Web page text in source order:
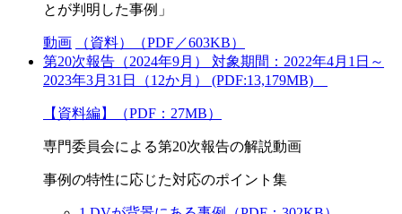
とが判明した事例」
動画
（資料）（PDF／603KB）
第20次報告（2024年9月） 対象期間：2022年4月1日～
2023年3月31日（12か月） (PDF:13,179MB)
【資料編】（PDF：27MB）
専門委員会による第20次報告の解説動画
事例の特性に応じた対応のポイント集